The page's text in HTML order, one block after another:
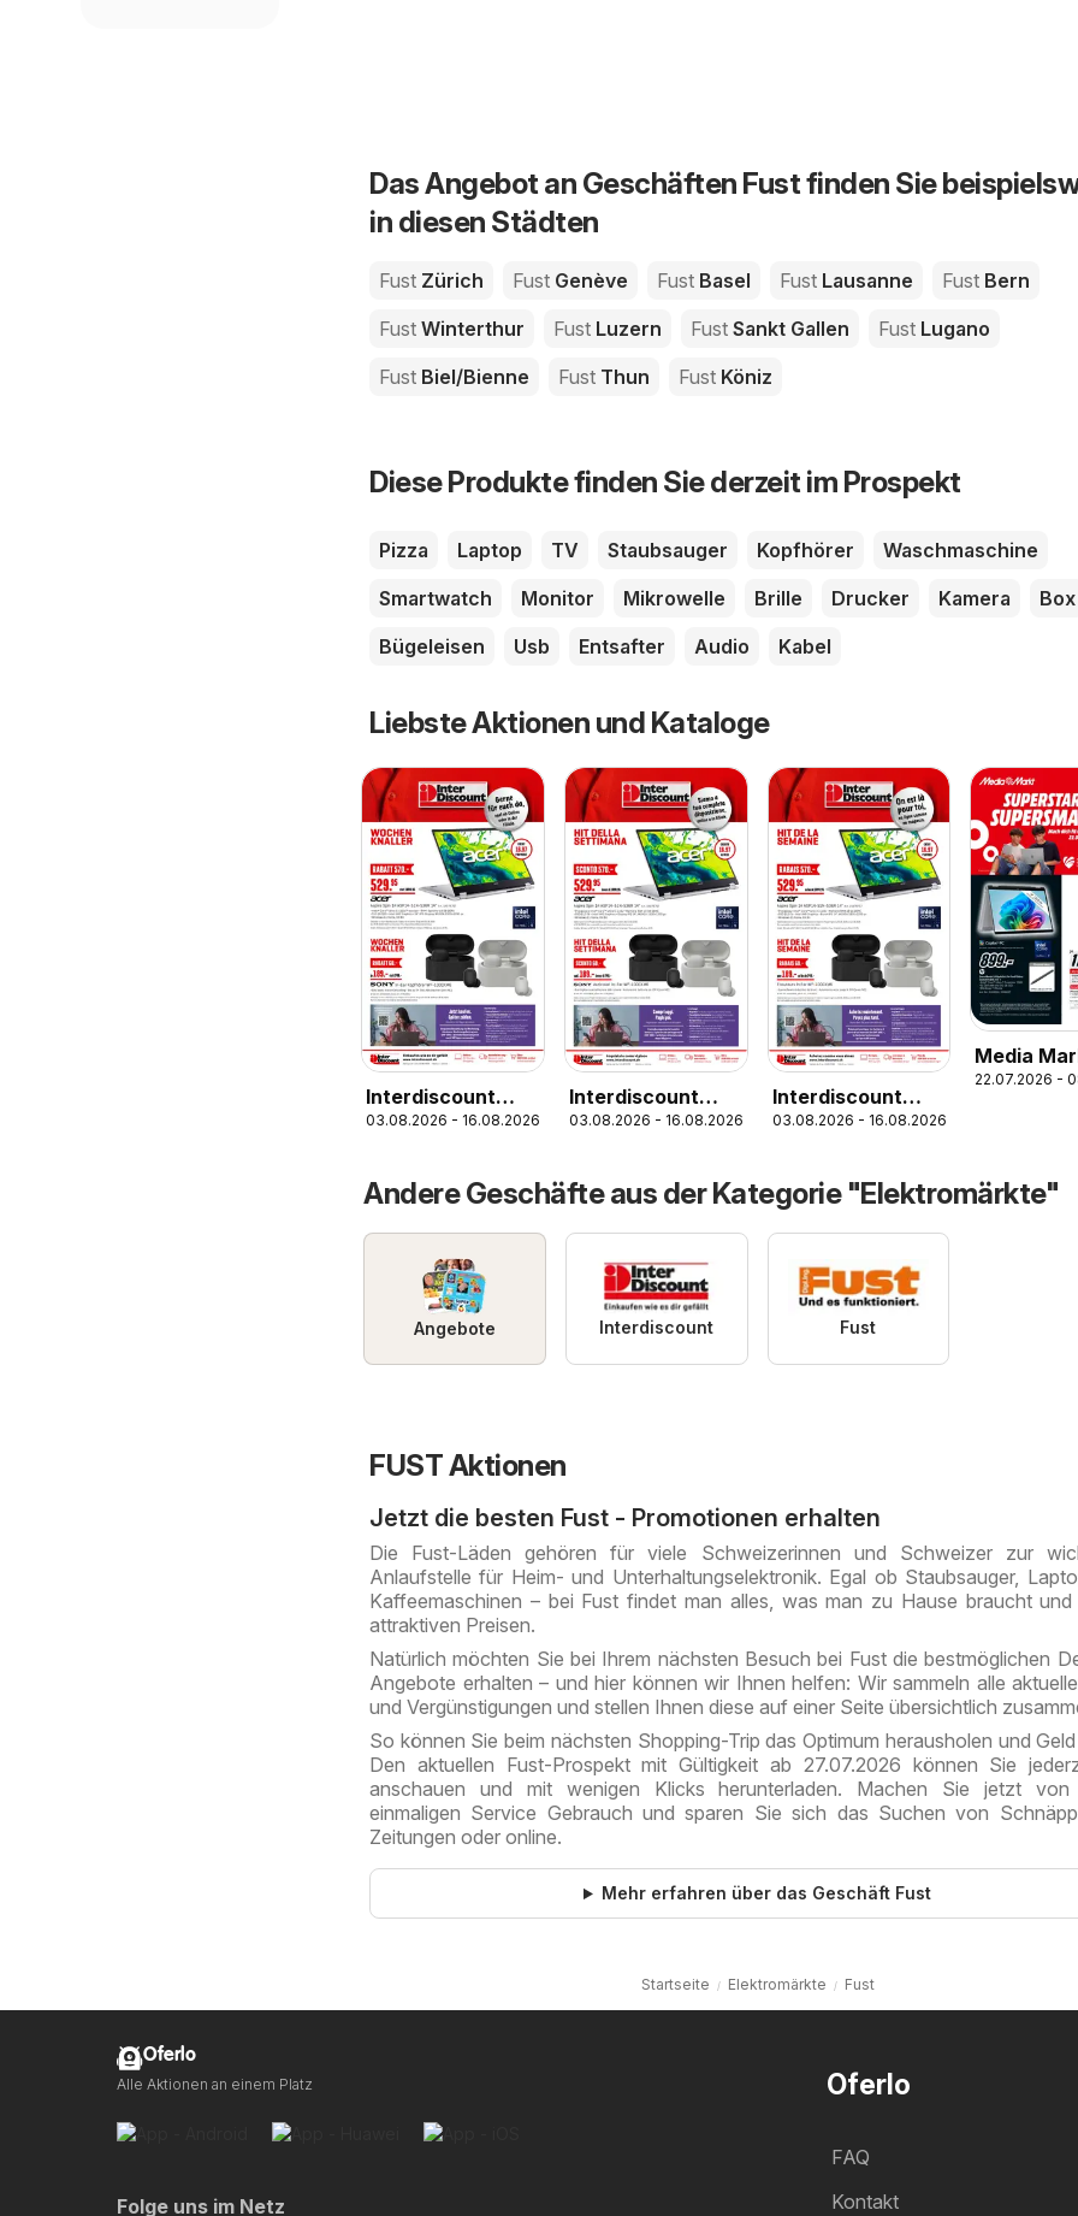
Das Angebot an Geschäften Fust finden Sie
in diesen Städten
Fust Zürich Fust Genève Fust Basel Fust Lausanne Fust Bern
Fust Winterthur Fust Luzern Fust Sankt Gallen Fust Lugano
Fust Biel/Bienne Fust Thun Fust Köniz
Diese Produkte finden Sie derzeit im Prospekt
Pizza Laptop TV Staubsauger Kopfhörer
Waschmaschine
Smartwatch
Monitor Mikrowelle Brille Drucker Kamera
Box
Bügeleisen
Usb Entsafter Audio Kabel
Liebste Aktionen und Kataloge
Interdiscount
aktionen
03.08.2026 - 16.08.2026
Interdiscount
aktionen IT
03.08.2026 - 16.08.2026
Interdiscount
aktionen FR
03.08.2026 - 16.08.2026
Media
aktionen
22.07.2026 -
Andere Geschäfte aus der Kategorie "Elektromärkte"
Angebote Interdiscount Fust
FUST Aktionen
Jetzt die besten Fust - Promotionen erhalten
Die Fust-Läden gehören für viele Schweizerinnen und Schweizer zur
Anlaufstelle für Heim- und Unterhaltungselektronik. Egal ob Staubsauger,
Kaffeemaschinen – bei Fust findet man alles, was man zu Hause braucht
attraktiven Preisen.
Natürlich möchten Sie bei Ihrem nächsten Besuch bei Fust die bestmöglichen
Angebote erhalten – und hier können wir Ihnen helfen: Wir sammeln alle
und Vergünstigungen und stellen Ihnen diese auf einer Seite übersichtlich
So können Sie beim nächsten Shopping-Trip das Optimum herausholen und
Den aktuellen Fust-Prospekt mit Gültigkeit ab 27.07.2026 können Sie
anschauen und mit wenigen Klicks herunterladen. Machen Sie jetzt von
einmaligen Service Gebrauch und sparen Sie sich das Suchen von
Zeitungen oder online.
Mehr erfahren über das Geschäft Fust
Startseite Elektromärkte Fust
Oferlo
FAQ
Kontakt
Oferlo
Alle Aktionen an einem Platz
Folge uns im Netz